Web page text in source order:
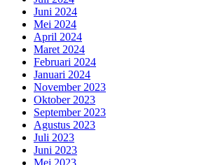
Juni 2024
Mei 2024
April 2024
Maret 2024
Februari 2024
Januari 2024
November 2023
Oktober 2023
September 2023
Agustus 2023
Juli 2023
Juni 2023
Mei 2023